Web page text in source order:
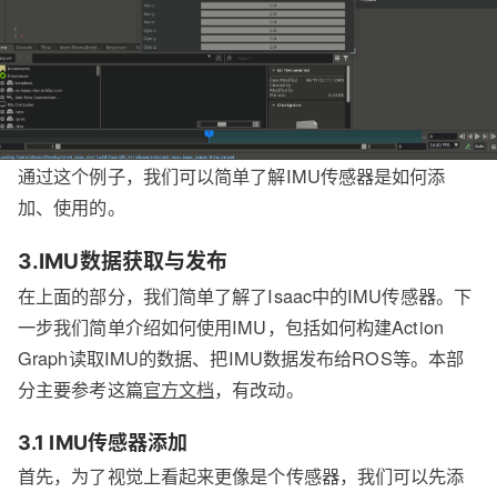
通过这个例子，我们可以简单了解IMU传感器是如何添
加、使用的。
3.IMU数据获取与发布
在上面的部分，我们简单了解了Isaac中的IMU传感器。下
一步我们简单介绍如何使用IMU，包括如何构建Action
Graph读取IMU的数据、把IMU数据发布给ROS等。本部
分主要参考这篇官方文档，有改动。
3.1 IMU传感器添加
首先，为了视觉上看起来更像是个传感器，我们可以先添